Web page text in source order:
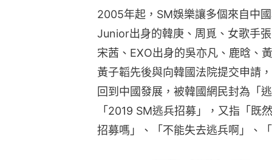
2005年起，SM娛樂讓多個來自中
Junior出身的韓庚、周覓、女歌手
宋茜、EXO出身的吳亦凡、鹿晗、
黃子韜先後與向韓國法院提交申請
回到中國發展，被韓國網民封為「
「2019 SM逃兵招募」，又指「既
招募嗎」、「不能失去逃兵啊」、